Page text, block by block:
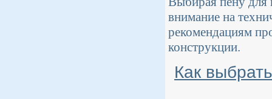
внимание на
рекомендациям
конструкции.
Как